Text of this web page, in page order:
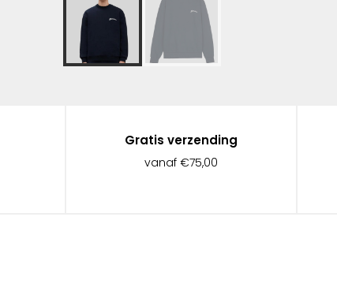
Gratis verzending
vanaf €75,00